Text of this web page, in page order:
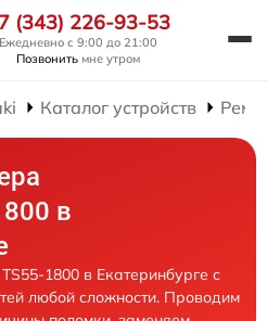
(343) 226-93-53
Ежедневно с 9:00 до 21:00
Позвонить мне утром
Каталог устройств
в
1800 в Екатеринбурге с
любой сложности. Проводим